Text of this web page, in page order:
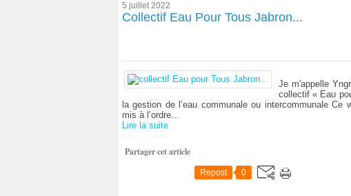
5 juillet 2022
Collectif Eau Pour Tous Jabron...
Je m'appelle
collectif « Eau
la gestion de l’eau communale ou intercommunale
mis à l’ordre...
Lire la suite
Partager cet article
Repost 0